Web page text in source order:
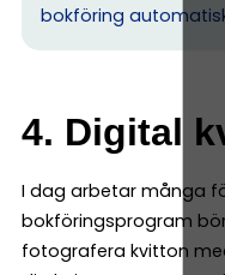
bokföring
4. Digital
I dag arbetar många
bokföringsprogram
fotografera kvitton